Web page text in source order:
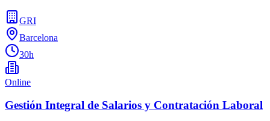
GRI
Barcelona
30h
Online
Gestión Integral de Salarios y Contratación Laboral